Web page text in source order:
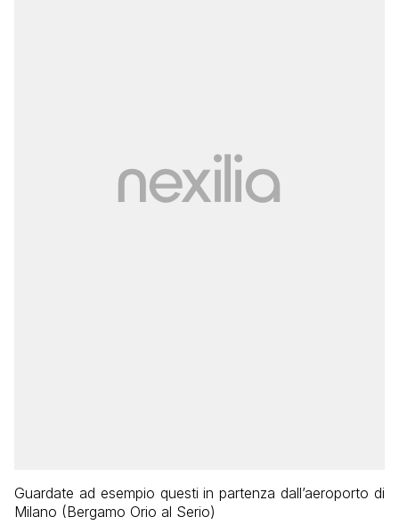
Guardate ad esempio questi in partenza dall’aeroporto di
Milano (Bergamo Orio al Serio)